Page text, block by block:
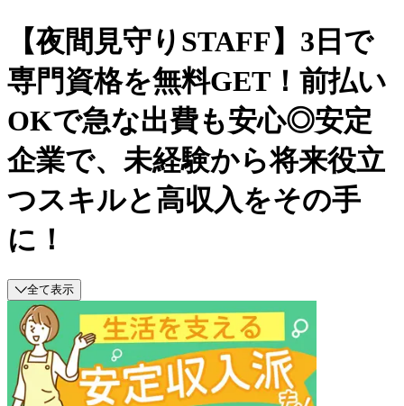
【夜間見守りSTAFF】3日で
専門資格を無料GET！前払い
OKで急な出費も安心◎安定
企業で、未経験から将来役立
つスキルと高収入をその手
に！
全て表示